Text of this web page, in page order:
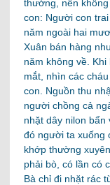
thường, nên
con: Người con
năm ngoài hai
Xuân bán hàng
năm không về.
mắt, nhìn các
con. Nguồn thu
người chồng cả
nhặt dây nilon
đó người ta xuống
khớp thường
phải bò, có lần có
Bà chỉ đi nhặt rác